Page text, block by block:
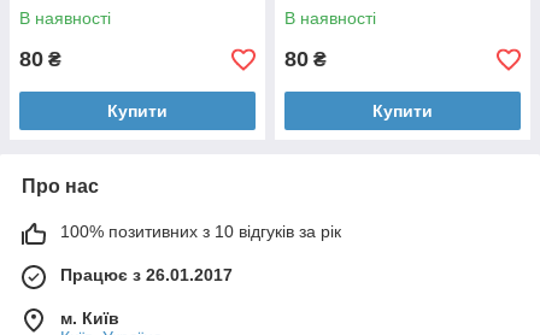
В наявності
80 ₴
Купити
В наявності
80 ₴
Купити
Про нас
100% позитивних з 10 відгуків за рік
Працює з 26.01.2017
м. Київ